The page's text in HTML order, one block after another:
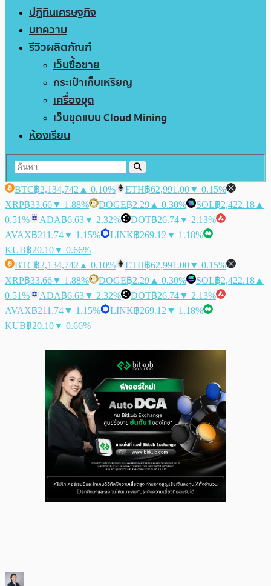
ปฏิทินเศรษฐกิจ
บทความ
รีวิวผลิตภัณฑ์
เว็บซื้อขาย
กระเป๋าเก็บเหรียญ
เครื่องขุด
เว็บขุดแบบ Cloud Mining
ห้องเรียน
BTC฿2,134,742 ▲ 0.10% ETH฿62,991.00▼ 0.15%
XRP฿33.66▼ 1.88% DOGE฿2.29 ▲ 0.30% SOL฿2,422.18 ▲
0.51%
ADA฿6.63▼ 2.32% DOT฿26.74▼ 2.13%
AVAX฿211.74▼ 1.15% LINK฿269.12 ▼ 1.18%
KUB฿20.10▼ 0.66%
BTC฿2,134,742 ▲ 0.10% ETH฿62,991.00▼ 0.15%
XRP฿33.66▼ 1.88% DOGE฿2.29 ▲ 0.30% SOL฿2,422.18 ▲
0.51%
ADA฿6.63▼ 2.32% DOT฿26.74▼ 2.13%
AVAX฿211.74▼ 1.15% LINK฿269.12 ▼ 1.18%
KUB฿20.10▼ 0.66%